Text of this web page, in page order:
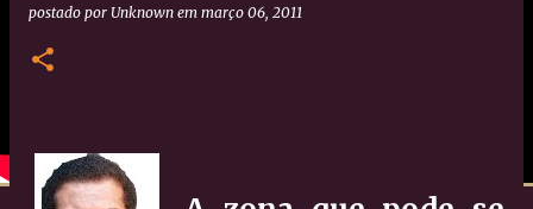
postado por Unknown em março 06, 2011